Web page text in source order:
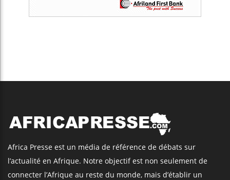
Africa Presse est un média de référence de débats sur
l’actualité en Afrique. Notre objectif est non seulement de
connecter l’Afrique au reste du monde, mais d’établir un